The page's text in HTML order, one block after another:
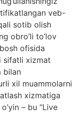
veb-
sotib olish
obro’li to’lov
ofisida
sifatli xizmat
bilan
xil muammolarni
xizmatiga
– bu “Live